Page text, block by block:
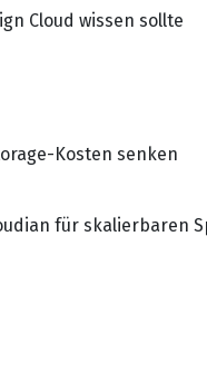
Cloud wissen sollte
Kosten senken
für skalierbaren